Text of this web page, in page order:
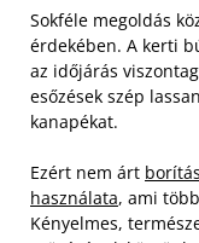
Sokféle megoldás
érdekében. A kerti
az időjárás
esőzések szép
kanapékat.
Ezért nem árt
használata, ami
Kényelmes,